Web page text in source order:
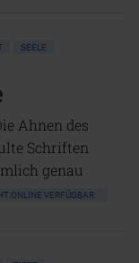
SEELE
Ahnen des
Schriften
genau
ONLINE VERFÜGBAR